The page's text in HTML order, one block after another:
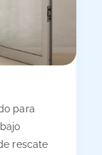
para
rescate